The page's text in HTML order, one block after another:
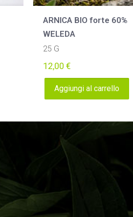
ARNICA BIO forte 60%
WELEDA
25 G
12,00 €
Aggiungi al carrello